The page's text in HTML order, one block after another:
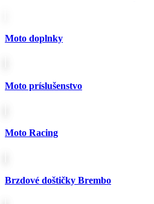
Moto doplnky
Moto príslušenstvo
Moto Racing
Brzdové doštičky Brembo